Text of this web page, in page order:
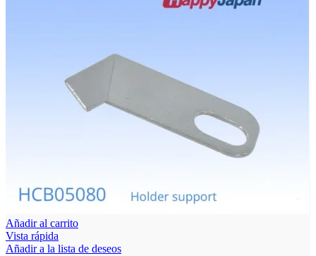
Añadir al carrito
Vista rápida
Añadir a la lista de deseos